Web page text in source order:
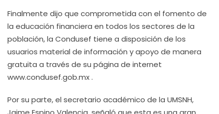
Finalmente dijo que comprometida con el fomento de
la educación financiera en todos los sectores de la
población, la Condusef tiene a disposición de los
usuarios material de información y apoyo de manera
gratuita a través de su página de internet
www.condusef.gob.mx .
Por su parte, el secretario académico de la UMSNH,